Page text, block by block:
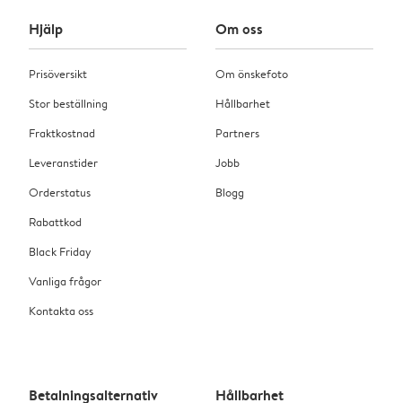
Hjälp
Prisöversikt
Stor beställning
Fraktkostnad
Leveranstider
Orderstatus
Rabattkod
Black Friday
Vanliga frågor
Kontakta oss
Om oss
Om önskefoto
Hållbarhet
Partners
Jobb
Blogg
Betalningsalternativ Hållbarhet